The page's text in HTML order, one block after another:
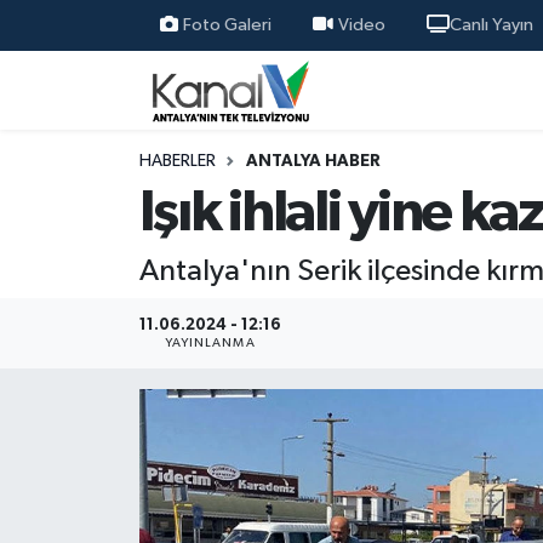
Foto Galeri Video Canlı Yayın
HABERLER ANTALYA HABER
Işık ihlali yine
Antalya'nın Serik ilçesinde
11.06.2024 - 12:16
YAYINLANMA
Ana Haber
Antalya Haber
Günün Manşetleri
Haber Kuşakları
Nöbetçi Eczaneler
Hava Durumu
Trafik Durumu
Süper Lig Puan Durumu ve Fikstür
Tüm Manşetler
Son Dakika Haberleri
Haber Arşivi